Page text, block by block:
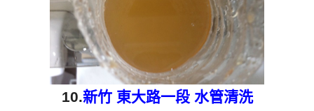
10.新竹 東大路一段 水管清洗